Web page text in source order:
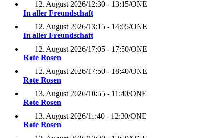
12. August 2026/12:30 - 13:15/ONE
In aller Freundschaft
12. August 2026/13:15 - 14:05/ONE
In aller Freundschaft
12. August 2026/17:05 - 17:50/ONE
Rote Rosen
12. August 2026/17:50 - 18:40/ONE
Rote Rosen
13. August 2026/10:55 - 11:40/ONE
Rote Rosen
13. August 2026/11:40 - 12:30/ONE
Rote Rosen